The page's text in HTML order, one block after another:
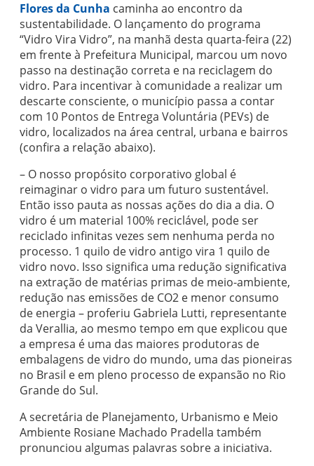
Flores da Cunha caminha ao encontro da
sustentabilidade. O lançamento do programa
“Vidro Vira Vidro”, na manhã desta quarta-feira (22)
em frente à Prefeitura Municipal, marcou um novo
passo na destinação correta e na reciclagem do
vidro. Para incentivar à comunidade a realizar um
descarte consciente, o município passa a contar
com 10 Pontos de Entrega Voluntária (PEVs) de
vidro, localizados na área central, urbana e bairros
(confira a relação abaixo).
– O nosso propósito corporativo global é
reimaginar o vidro para um futuro sustentável.
Então isso pauta as nossas ações do dia a dia. O
vidro é um material 100% reciclável, pode ser
reciclado infinitas vezes sem nenhuma perda no
processo. 1 quilo de vidro antigo vira 1 quilo de
vidro novo. Isso significa uma redução significativa
na extração de matérias primas de meio-ambiente,
redução nas emissões de CO2 e menor consumo
de energia – proferiu Gabriela Lutti, representante
da Verallia, ao mesmo tempo em que explicou que
a empresa é uma das maiores produtoras de
embalagens de vidro do mundo, uma das pioneiras
no Brasil e em pleno processo de expansão no Rio
Grande do Sul.
A secretária de Planejamento, Urbanismo e Meio
Ambiente Rosiane Machado Pradella também
pronunciou algumas palavras sobre a iniciativa.